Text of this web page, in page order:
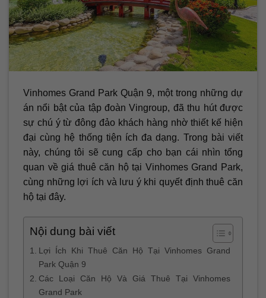
Vinhomes Grand Park Quận 9, một trong những dự
án nổi bật của tập đoàn Vingroup, đã thu hút được
sự chú ý từ đông đảo khách hàng nhờ thiết kế hiện
đại cùng hệ thống tiện ích đa dạng. Trong bài viết
này, chúng tôi sẽ cung cấp cho bạn cái nhìn tổng
quan về giá thuê căn hộ tại Vinhomes Grand Park,
cùng những lợi ích và lưu ý khi quyết định thuê căn
hộ tại đây.
Nội dung bài viết
Lợi Ích Khi Thuê Căn Hộ Tại Vinhomes Grand
Park Quận 9
Các Loại Căn Hộ Và Giá Thuê Tại Vinhomes
Grand Park